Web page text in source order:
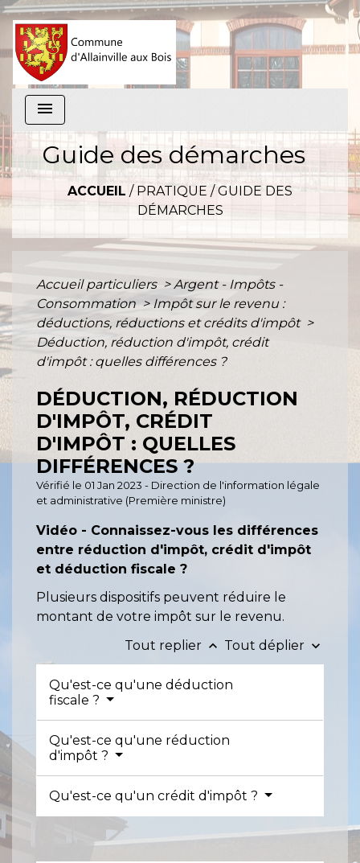
menu
Guide des démarches
ACCUEIL / PRATIQUE /GUIDE DES
DÉMARCHES
Accueil particuliers > Argent - Impôts -
Consommation> Impôt sur le revenu :
déductions, réductions et crédits d'impôt >
Déduction, réduction d'impôt, crédit
d'impôt : quelles différences ?
DÉDUCTION, RÉDUCTION
D'IMPÔT, CRÉDIT
D'IMPÔT : QUELLES
DIFFÉRENCES ?
Vérifié le 01 Jan 2023 - Direction de l'information légale
et administrative (Première ministre)
Vidéo - Connaissez-vous les différences
entre réduction d'impôt, crédit d'impôt
et déduction fiscale ?
Plusieurs dispositifs peuvent réduire le
montant de votre impôt sur le revenu.
Tout replier keyboard_arrow_up Tout déplier keyboard_arrow_down
Qu'est-ce qu'une déduction
fiscale ?
Qu'est-ce qu'une réduction
d'impôt ?
Qu'est-ce qu'un crédit d'impôt ?